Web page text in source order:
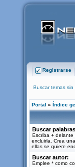
Registrarse
Buscar temas sin
Portal » Índice
Buscar
Escriba + delante
excluirla. Crea
ellas se quiere
Buscar autor:
Emplee * como